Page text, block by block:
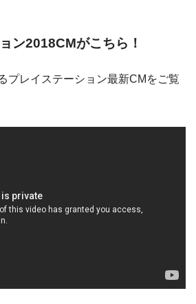
ン2018CMがこちら！
プレイステーション最新CMをご覧